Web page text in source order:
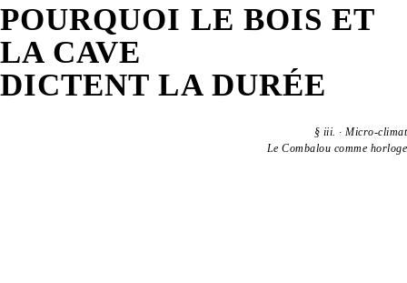
POURQUOI LE BOIS ET
LA CAVE
DICTENT LA DURÉE
§ iii. ·Micro-climat
Le Combalou comme horloge